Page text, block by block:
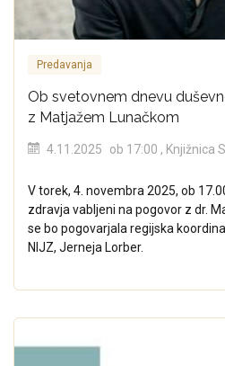
Predavanja
Ob svetovnem dnevu
z Matjažem Lunačkom
4.11.2025 ob 17:00 , Knjižnica
V torek, 4. novembra 2025, ob
zdravja vabljeni na pogovor z dr.
se bo pogovarjala regijska
NIJZ, Jerneja Lorber.